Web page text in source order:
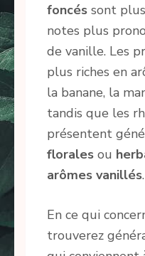
foncés sont
notes plus
de vanille. Les
plus riches en
la banane, la
tandis que les
présentent
florales ou
arômes vanillés.
En ce qui
trouverez